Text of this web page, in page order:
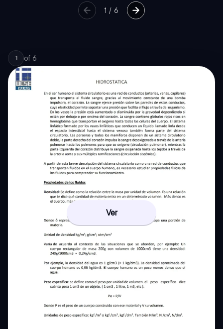
1 /6
1 of 6
Ver